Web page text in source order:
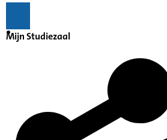
Inventaris
Mijn Studiezaal